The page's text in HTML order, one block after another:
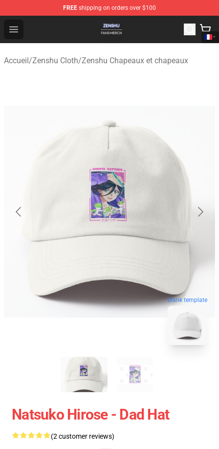
FREE shipping on orders over $100
Open menu
Zenshu Shop - Official Zenshu Merchandise Store
Accueil/Zenshu Cloth/Zenshu Chapeaux et chapeaux
blank template
Natsuko Hirose - Dad Hat
(2 customer reviews)